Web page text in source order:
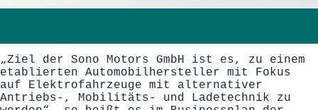
„Ziel der Sono Motors GmbH ist es, zu einem
etablierten Automobilhersteller mit Fokus
auf Elektrofahrzeuge mit alternativer
Antriebs-, Mobilitäts- und Ladetechnik zu